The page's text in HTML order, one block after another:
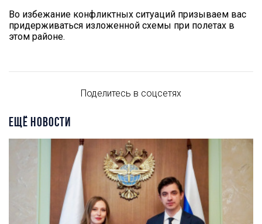
Во избежание конфликтных ситуаций призываем вас
придерживаться изложенной схемы при полетах в
этом районе.
Поделитесь в соцсетях
ЕЩЁ НОВОСТИ